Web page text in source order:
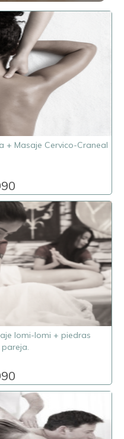
+ Masaje Cervico-Craneal
lomi-lomi + piedras